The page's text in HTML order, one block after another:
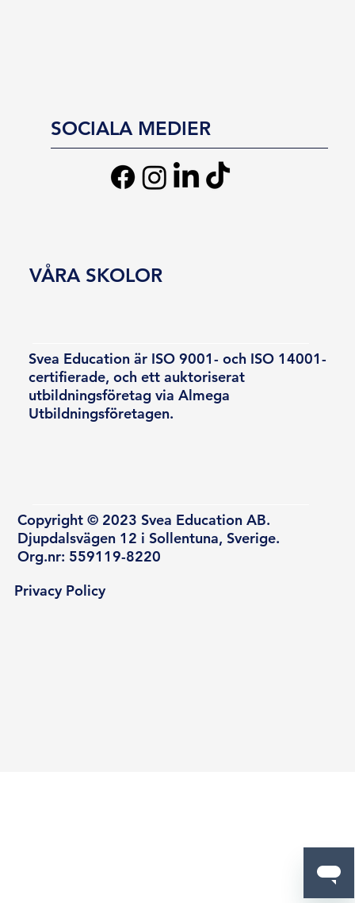
SOCIALA MEDIER
Svea Education är ISO 9001- och ISO 14001-
certifierade, och ett auktoriserat
utbildningsföretag via Almega
Utbildningsföretagen.
Copyright © 2023 Svea Education AB.
Djupdalsvägen 12 i Sollentuna, Sverige.
Org.nr: 559119-8220
VÅRA SKOLOR
Privacy Policy